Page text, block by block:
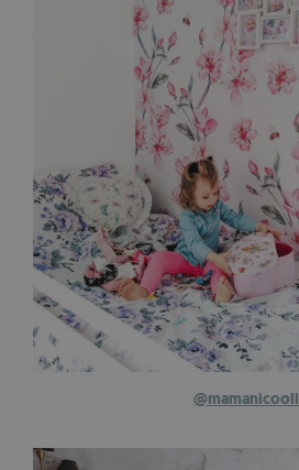
@mamanicooli